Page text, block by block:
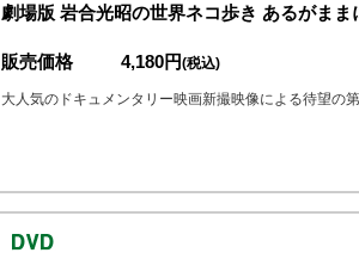
劇場版 岩合光昭の世界ネコ歩き あるがま
販売価格 4,180円(税込)
大人気のドキュメンタリー映画新撮映像による待望の第